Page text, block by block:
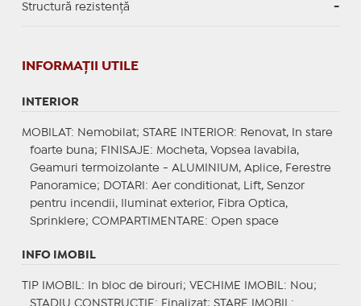
Structură rezistență -
INFORMAŢII UTILE
INTERIOR
MOBILAT : Nemobilat; STARE INTERIOR: Renovat, In stare
foarte buna; FINISAJE : Mocheta, Vopsea lavabila,
Geamuri termoizolante - ALUMINIUM, Aplice, Ferestre
Panoramice;
DOTARI : Aer conditionat, Lift, Senzor
pentru incendii, Iluminat exterior, Fibra Optica,
Sprinklere; COMPARTIMENTARE : Open space
INFO IMOBIL
TIP IMOBIL : In bloc de birouri; VECHIME IMOBIL : Nou;
STADIU CONSTRUCTIE : Finalizat; STARE IMOBIL :